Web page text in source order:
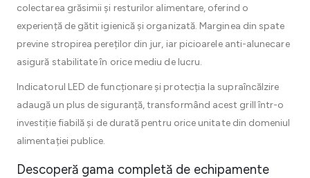
colectarea grăsimii și resturilor alimentare, oferind o
experiență de gătit igienică și organizată. Marginea din spate
previne stropirea pereților din jur, iar picioarele anti-alunecare
asigură stabilitate în orice mediu de lucru.
Indicatorul LED de funcționare și protecția la supraîncălzire
adaugă un plus de siguranță, transformând acest grill într-o
investiție fiabilă și de durată pentru orice unitate din domeniul
alimentației publice.
Descoperă gama completă de echipamente